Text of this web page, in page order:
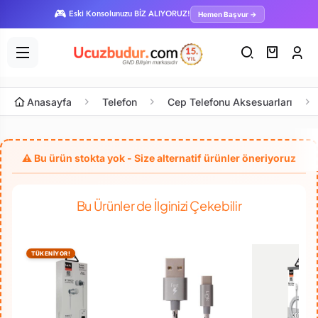
🎮 Eski Konsolunuzu BİZ ALIYORUZ! Hemen Başvur →
Anasayfa Telefon Cep Telefonu Aksesuarları
Bu Ürünler de İlginizi Çekebilir
TÜKENİYOR!